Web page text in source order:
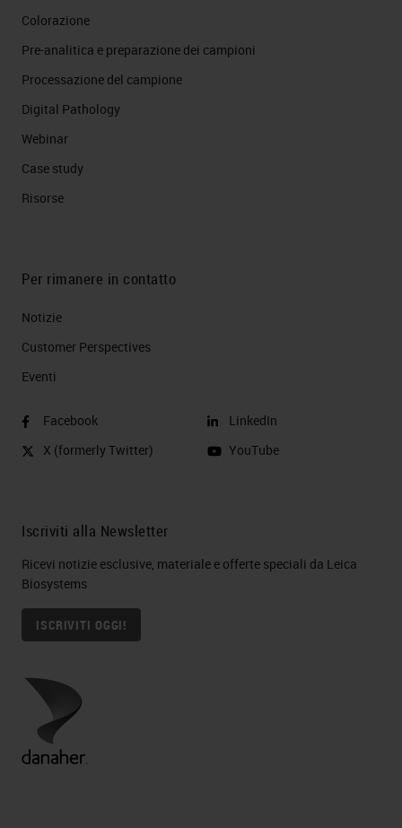
Colorazione
Pre-analitica e preparazione dei campioni
Processazione del campione
Digital Pathology
Webinar
Case study
Risorse
Per rimanere in contatto
Notizie
Customer Perspectives​
Eventi
Facebook
X (formerly Twitter)
LinkedIn
YouTube
Iscriviti alla Newsletter
Ricevi notizie esclusive, materiale e offerte speciali da Leica
Biosystems
ISCRIVITI OGGI!